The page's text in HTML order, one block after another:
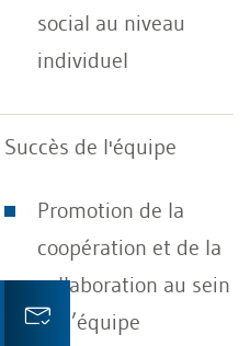
social au niveau
individuel
Succès de l'équipe
Promotion de la
coopération et de la
collaboration au sein
de l’équipe